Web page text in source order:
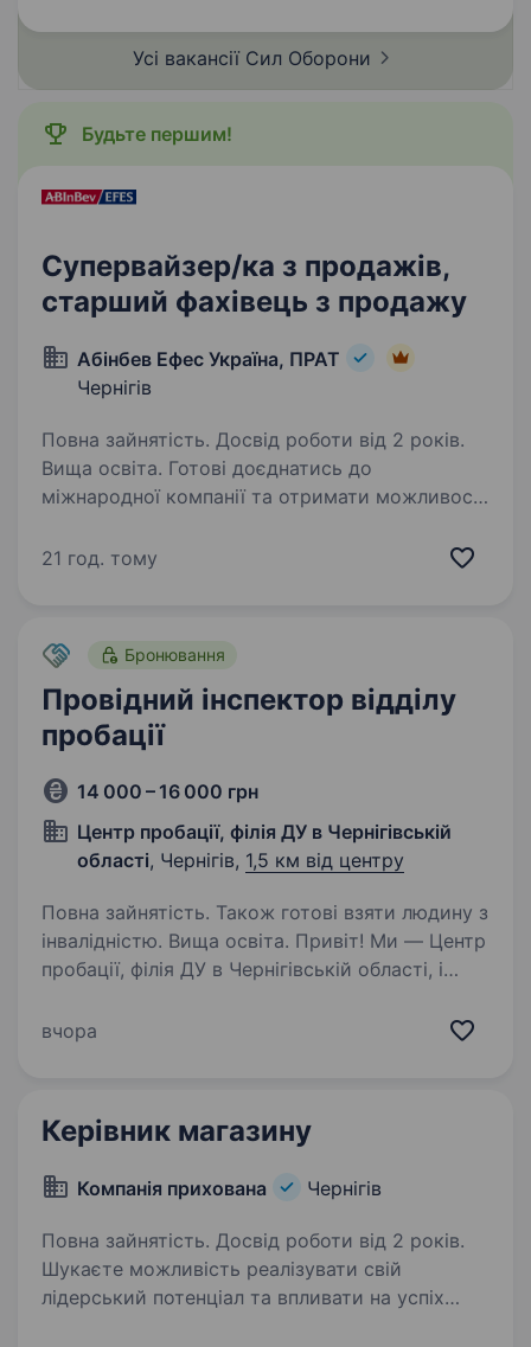
Усі вакансії Сил Оборони
Будьте першим!
Супервайзер/ка з продажів,
старший фахівець з продажу
Абінбев Ефес Україна, ПРАТ
Чернігів
Повна зайнятість. Досвід роботи від 2 років.
Вища освіта. Готові доєднатись до
міжнародної компанії та отримати можливості
Ви отримаєте наставництво від працівників
21 год. тому
Бронювання
Провідний інспектор відділу
пробації
14 000 – 16 000 грн
Центр пробації, філія ДУ в Чернігівській
області, Чернігів, 1,5 км від центру
Повна зайнятість. Також готові взяти людину з
інвалідністю. Вища освіта. Привіт! Ми — Центр
пробації, філія ДУ в Чернігівській області, і
та безпечне суспільство, де кожен має шанс
вчора
Керівник магазину
Компанія прихована Чернігів
Повна зайнятість. Досвід роботи від 2 років.
Шукаєте можливість реалізувати свій
лідерський потенціал та впливати на успіх